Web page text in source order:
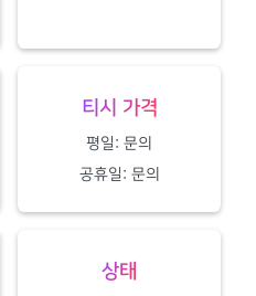
티시 가격
평일: 문의
공휴일: 문의
상태